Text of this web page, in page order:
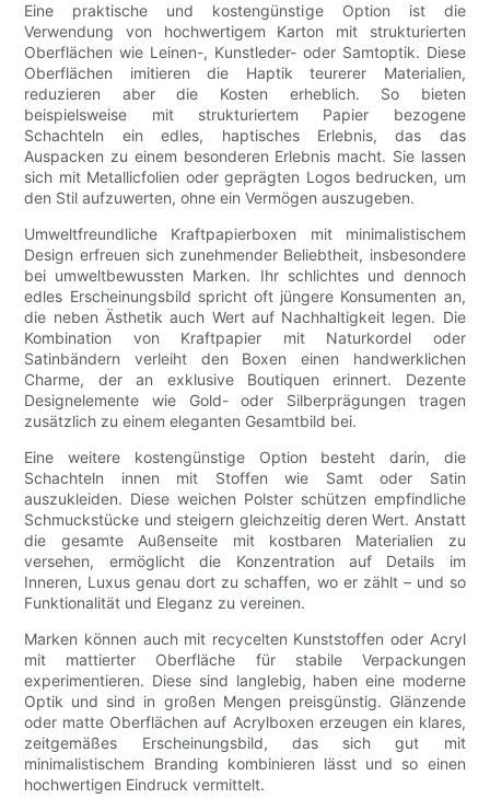
Eine praktische und kostengünstige Option ist die
Verwendung von hochwertigem Karton mit strukturierten
Oberflächen wie Leinen-, Kunstleder- oder Samtoptik. Diese
Oberflächen imitieren die Haptik teurerer Materialien,
reduzieren aber die Kosten erheblich. So bieten
beispielsweise mit strukturiertem Papier bezogene
Schachteln ein edles, haptisches Erlebnis, das das
Auspacken zu einem besonderen Erlebnis macht. Sie lassen
sich mit Metallicfolien oder geprägten Logos bedrucken, um
den Stil aufzuwerten, ohne ein Vermögen auszugeben.
Umweltfreundliche Kraftpapierboxen mit minimalistischem
Design erfreuen sich zunehmender Beliebtheit, insbesondere
bei umweltbewussten Marken. Ihr schlichtes und dennoch
edles Erscheinungsbild spricht oft jüngere Konsumenten an,
die neben Ästhetik auch Wert auf Nachhaltigkeit legen. Die
Kombination von Kraftpapier mit Naturkordel oder
Satinbändern verleiht den Boxen einen handwerklichen
Charme, der an exklusive Boutiquen erinnert. Dezente
Designelemente wie Gold- oder Silberprägungen tragen
zusätzlich zu einem eleganten Gesamtbild bei.
Eine weitere kostengünstige Option besteht darin, die
Schachteln innen mit Stoffen wie Samt oder Satin
auszukleiden. Diese weichen Polster schützen empfindliche
Schmuckstücke und steigern gleichzeitig deren Wert. Anstatt
die gesamte Außenseite mit kostbaren Materialien zu
versehen, ermöglicht die Konzentration auf Details im
Inneren, Luxus genau dort zu schaffen, wo er zählt – und so
Funktionalität und Eleganz zu vereinen.
Marken können auch mit recycelten Kunststoffen oder Acryl
mit mattierter Oberfläche für stabile Verpackungen
experimentieren. Diese sind langlebig, haben eine moderne
Optik und sind in großen Mengen preisgünstig. Glänzende
oder matte Oberflächen auf Acrylboxen erzeugen ein klares,
zeitgemäßes Erscheinungsbild, das sich gut mit
minimalistischem Branding kombinieren lässt und so einen
hochwertigen Eindruck vermittelt.